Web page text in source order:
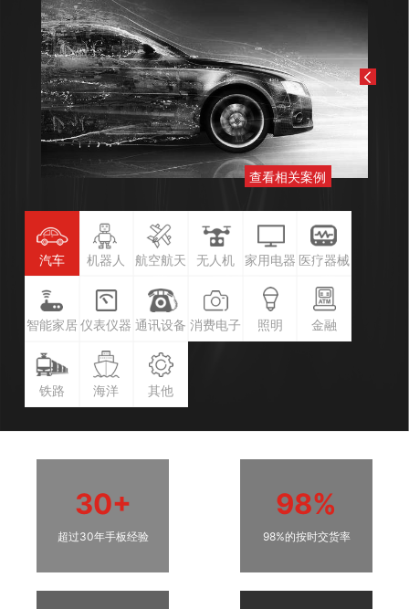
查看相关案例
汽车 机器人 航空航天 无人机 家用电器 医疗器械
智能家居 仪表仪器 通讯设备 消费电子 照明 金融
铁路 海洋 其他
30+
超过30年手板经验
98%
98%的按时交货率